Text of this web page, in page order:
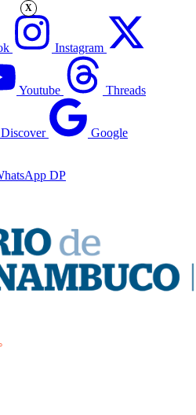
Instagram
Youtube Threads
Google
DP
X